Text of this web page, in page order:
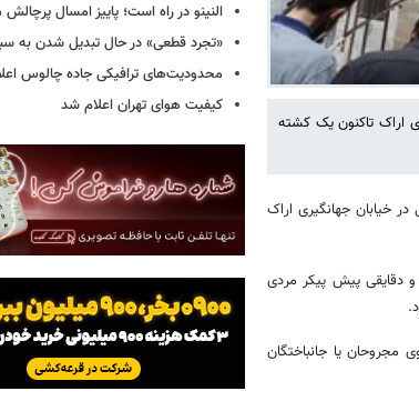
اراک تاکنون یک کشته
خیابان جهانگیری اراک
و دقایقی پیش پیکر مردی
یا جانباختگان
النینو در راه است؛ پاییز امسال
«تجرد قطعی» در حال تبدیل شدن به
محدودیت‌های ترافیکی جاده چالوس
کیفیت هوای تهران اعلام شد